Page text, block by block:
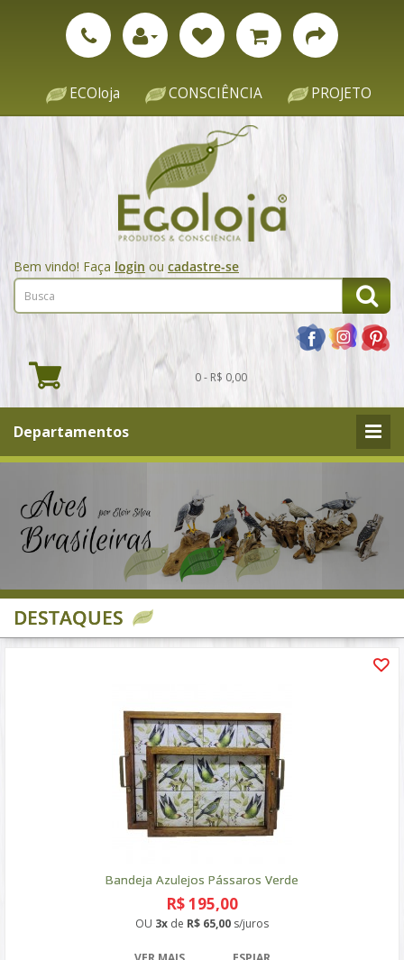
ECOloja CONSCIÊNCIA PROJETO
Bem vindo! Faça login ou cadastre-se
0 - R$ 0,00
Departamentos
DESTAQUES
Bandeja Azulejos Pássaros Verde
R$ 195,00
OU 3x de R$ 65,00 s/juros